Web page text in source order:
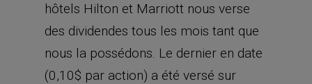
hôtels Hilton et Marriott nous verse
des dividendes tous les mois tant que
nous la possédons. Le dernier en date
(0,10$ par action) a été versé sur